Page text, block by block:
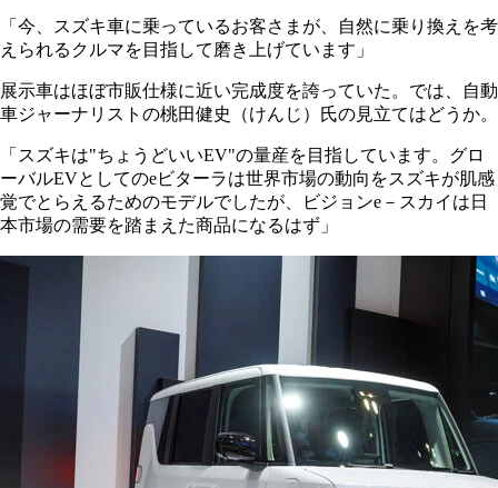
「今、スズキ車に乗っているお客さまが、自然に乗り換えを考
えられるクルマを目指して磨き上げています」
展示車はほぼ市販仕様に近い完成度を誇っていた。では、自動
車ジャーナリストの桃田健史（けんじ）氏の見立てはどうか。
「スズキは"ちょうどいいEV"の量産を目指しています。グロ
ーバルEVとしてのeビターラは世界市場の動向をスズキが肌感
覚でとらえるためのモデルでしたが、ビジョンe－スカイは日
本市場の需要を踏まえた商品になるはず」